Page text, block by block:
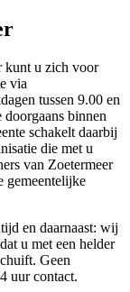
kunt u zich voor
via
tussen 9.00 en
binnen
schakelt daarbij
die met u
van Zoetermeer
gemeentelijke
en daarnaast: wij
u met een helder
Geen
uur contact.